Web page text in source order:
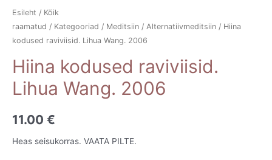
Esileht / Kõik
raamatud / Kategooriad / Meditsiin / Alternatiivmeditsiin / Hiina
kodused raviviisid. Lihua Wang. 2006
Hiina kodused raviviisid.
Lihua Wang. 2006
11.00 €
Heas seisukorras. VAATA PILTE.